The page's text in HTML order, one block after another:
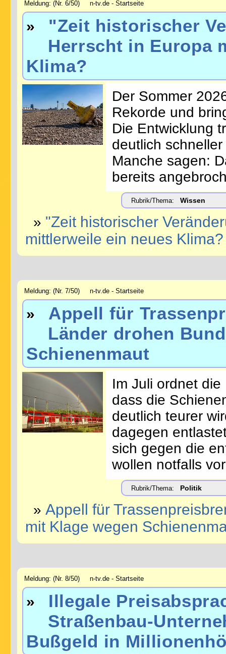
Meldung: (Nr. 6/50) n-tv.de - Startseite
» "Zeit historischer
Herrscht in Europa
Klima?
Der Sommer
Rekorde und
Die Entwicklung
deutlich
Manche sagen:
bereits
Rubrik/Thema: Wissen
» "Zeit historischer
mittlerweile ein neues Klima?
Meldung: (Nr. 7/50) n-tv.de - Startseite
» Appell für
Länder drohen
Schienenmaut
Im Juli ordnet
dass die
deutlich teurer
dagegen
sich gegen die
wollen notfalls
Rubrik/Thema: Politik
» Appell für
mit Klage wegen
Meldung: (Nr. 8/50) n-tv.de - Startseite
» Illegale
Straßenbau-
Bußgeld in